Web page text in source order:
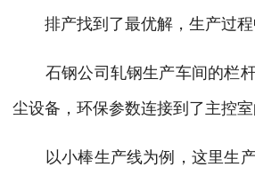
排产找到了最优解，生产过程
石钢公司轧钢生产车间的栏杆
尘设备，环保参数连接到了主控室
以小棒生产线为例，这里生产